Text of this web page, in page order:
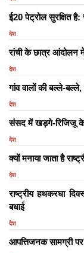
ई20 पेट्रोल सुरक्षित
देश
रांची के छात्र आंदोलन
देश
गांव वालों की बल्ले-बल्ले,
देश
संसद में खड़गे-रिजिजू के
देश
क्यों मनाया जाता है
देश
राष्ट्रीय हथकरघा
बधाई
देश
आपत्तिजनक सामग्री